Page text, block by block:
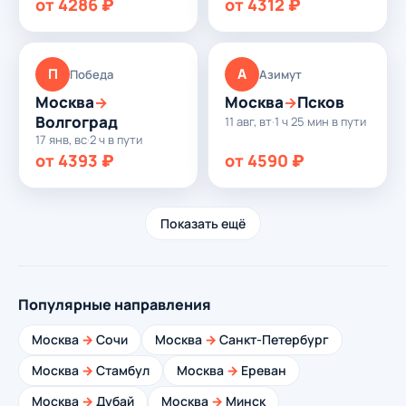
от 4286 ₽ от 4312 ₽
П Победа
Москва→
Волгоград
17 янв, вс·2 ч в пути
от 4393 ₽
А Азимут
Москва→Псков
11 авг, вт·1 ч 25 мин в пути
от 4590 ₽
Показать ещё
Популярные направления
Москва → Сочи Москва → Санкт-Петербург
Москва → Стамбул Москва → Ереван
Москва → Дубай Москва → Минск